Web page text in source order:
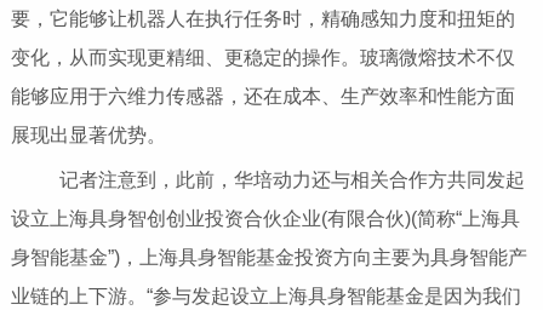
要，它能够让机器人在执行任务时，精确感知力度和扭矩的
变化，从而实现更精细、更稳定的操作。玻璃微熔技术不仅
能够应用于六维力传感器，还在成本、生产效率和性能方面
展现出显著优势。
记者注意到，此前，华培动力还与相关合作方共同发起
设立上海具身智创创业投资合伙企业(有限合伙)(简称“上海具
身智能基金”)，上海具身智能基金投资方向主要为具身智能产
业链的上下游。“参与发起设立上海具身智能基金是因为我们